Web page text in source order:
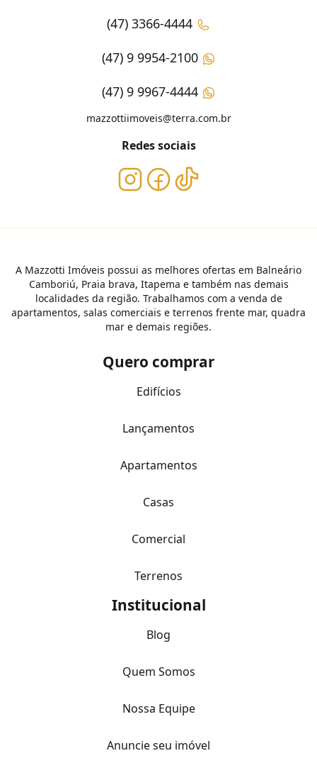
(47) 3366-4444
(47) 9 9954-2100
(47) 9 9967-4444
mazzottiimoveis@terra.com.br
Redes sociais
A Mazzotti Imóveis possui as melhores ofertas em Balneário
Camboriú, Praia brava, Itapema e também nas demais
localidades da região. Trabalhamos com a venda de
apartamentos, salas comerciais e terrenos frente mar, quadra
mar e demais regiões.
Quero comprar
Edifícios
Lançamentos
Apartamentos
Casas
Comercial
Terrenos
Institucional
Blog
Quem Somos
Nossa Equipe
Anuncie seu imóvel